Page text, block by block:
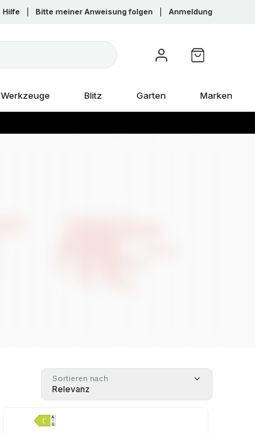
Hilfe Bitte meiner Anweisung folgen Anmeldung
Werkzeuge Blitz Garten Marken
Sortieren nach
Relevanz